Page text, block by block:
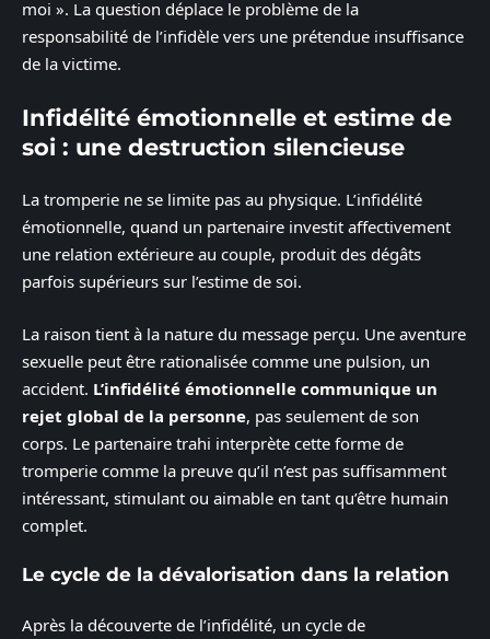
moi ». La question déplace le problème de la
responsabilité de l’infidèle vers une prétendue insuffisance
de la victime.
Infidélité émotionnelle et estime de
soi : une destruction silencieuse
La tromperie ne se limite pas au physique. L’infidélité
émotionnelle, quand un partenaire investit affectivement
une relation extérieure au couple, produit des dégâts
parfois supérieurs sur l’estime de soi.
La raison tient à la nature du message perçu. Une aventure
sexuelle peut être rationalisée comme une pulsion, un
accident. L’infidélité émotionnelle communique un
rejet global de la personne, pas seulement de son
corps. Le partenaire trahi interprète cette forme de
tromperie comme la preuve qu’il n’est pas suffisamment
intéressant, stimulant ou aimable en tant qu’être humain
complet.
Le cycle de la dévalorisation dans la relation
Après la découverte de l’infidélité, un cycle de